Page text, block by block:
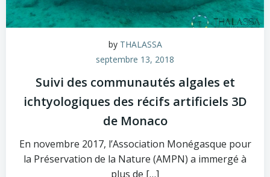
by THALASSA
septembre 13, 2018
Suivi des communautés algales et
ichtyologiques des récifs artificiels 3D
de Monaco
En novembre 2017, l’Association Monégasque pour
la Préservation de la Nature (AMPN) a immergé à
plus de […]